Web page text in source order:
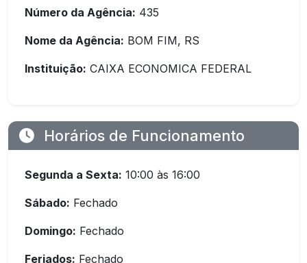
Número da Agência: 435
Nome da Agência: BOM FIM, RS
Instituição: CAIXA ECONOMICA FEDERAL
Horários de Funcionamento
Segunda a Sexta: 10:00 às 16:00
Sábado: Fechado
Domingo: Fechado
Feriados: Fechado